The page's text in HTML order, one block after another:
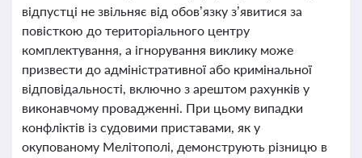
відпустці не звільняє від обов’язку з’явитися за
повісткою до територіального центру
комплектування, а ігнорування виклику може
призвести до адміністративної або кримінальної
відповідальності, включно з арештом рахунків у
виконавчому провадженні. При цьому випадки
конфліктів із судовими приставами, як у
окупованому Мелітополі, демонструють різницю в